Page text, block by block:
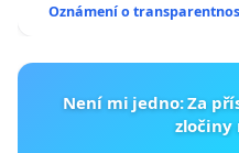
republiky
Oznámení o
Není mi jedno: Za
zločiny